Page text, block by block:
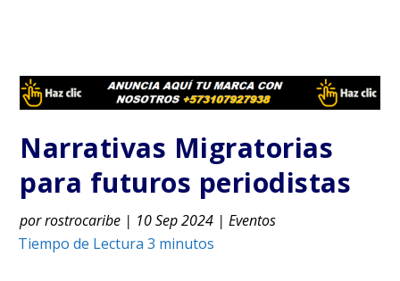
Narrativas Migratorias
para futuros periodistas
porrostrocaribe | 10 Sep 2024 |Eventos